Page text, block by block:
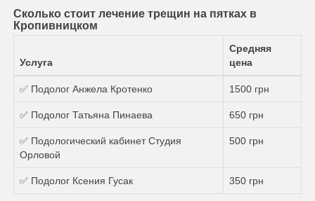
Сколько стоит лечение трещин на пятках в
Кропивницком
Услуга
Средняя
цена
✅ Подолог Анжела Кротенко 1500 грн
✅ Подолог Татьяна Пинаева 650 грн
✅ Подологический кабинет Студия
Орловой
500 грн
✅ Подолог Ксения Гусак 350 грн